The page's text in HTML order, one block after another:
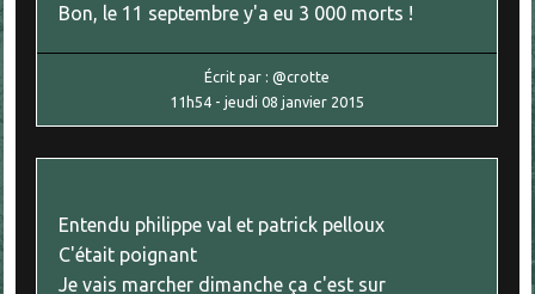
Bon, le 11 septembre y'a eu 3 000 morts !
Écrit par :@crotte
11h54 -jeudi 08 janvier 2015
Entendu philippe val et patrick pelloux
C'était poignant
Je vais marcher dimanche ça c'est sur